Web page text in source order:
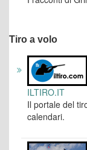
Tiro a volo
ILTIRO.IT
Il portale del
calendari.